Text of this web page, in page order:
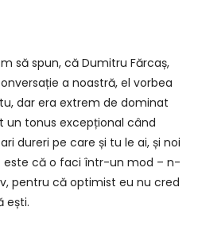
să spun, că Dumitru Fărcaș,
a noastră, el vorbea
dar era extrem de dominat
un tonus excepțional când
dureri pe care și tu le ai, și noi
este că o faci într-un mod – n-
pentru că optimist eu nu cred
ești.